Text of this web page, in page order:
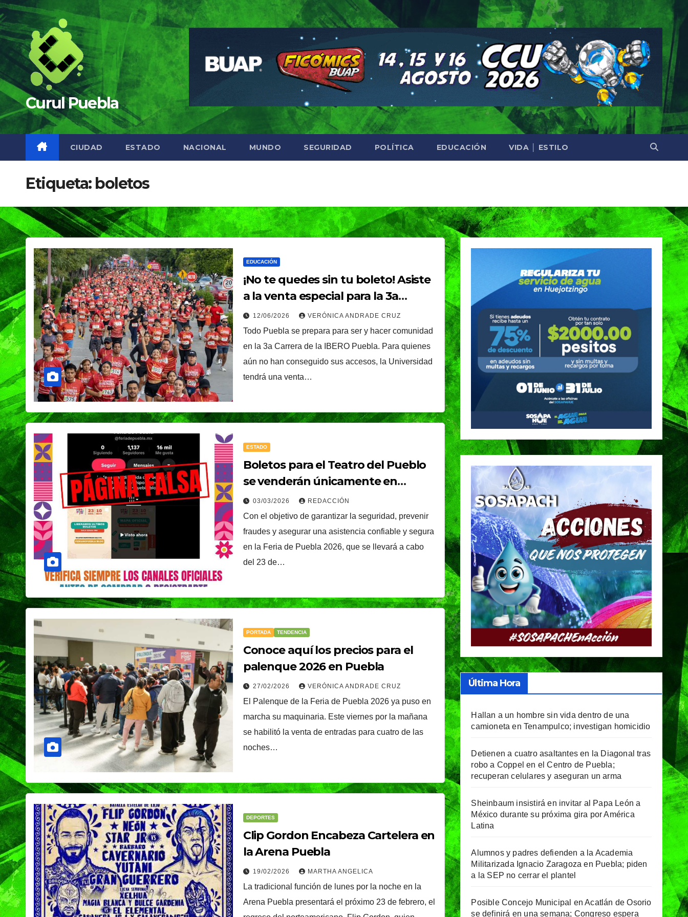
Saltar
al
contenido
Curul Puebla
CIUDAD ESTADO NACIONAL MUNDO SEGURIDAD POLÍTICA EDUCACIÓN VIDA │ ESTILO
Etiqueta: boletos
EDUCACIÓN
¡No te quedes sin tu boleto! Asiste
a la venta especial para la 3a
Carrera IBERO Puebla
12/06/2026 VERÓNICA ANDRADE CRUZ
Todo Puebla se prepara para ser y hacer comunidad
en la 3a Carrera de la IBERO Puebla. Para quienes
aún no han conseguido sus accesos, la Universidad
tendrá una venta…
ESTADO
Boletos para el Teatro del Pueblo
se venderán únicamente en
canales oficiales
03/03/2026 REDACCIÓN
Con el objetivo de garantizar la seguridad, prevenir
fraudes y asegurar una asistencia confiable y segura
en la Feria de Puebla 2026, que se llevará a cabo
del 23 de…
PORTADA TENDENCIA
Conoce aquí los precios para el
palenque 2026 en Puebla
27/02/2026 VERÓNICA ANDRADE CRUZ
El Palenque de la Feria de Puebla 2026 ya puso en
marcha su maquinaria. Este viernes por la mañana
se habilitó la venta de entradas para cuatro de las
noches…
DEPORTES
Clip Gordon Encabeza Cartelera en
la Arena Puebla
19/02/2026 MARTHA ANGELICA
La tradicional función de lunes por la noche en la
Arena Puebla presentará el próximo 23 de febrero, el
Última Hora
Hallan a un hombre sin vida dentro de una
camioneta en Tenampulco; investigan homicidio
Detienen a cuatro asaltantes en la Diagonal tras
robo a Coppel en el Centro de Puebla;
recuperan celulares y aseguran un arma
Sheinbaum insistirá en invitar al Papa León a
México durante su próxima gira por América
Latina
Alumnos y padres defienden a la Academia
Militarizada Ignacio Zaragoza en Puebla; piden
a la SEP no cerrar el plantel
Posible Concejo Municipal en Acatlán de Osorio
se definirá en una semana; Congreso espera